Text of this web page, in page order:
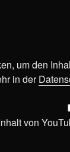
um den
in der
von